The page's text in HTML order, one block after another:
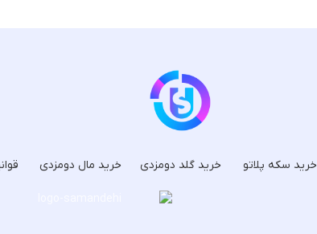
خرید سکه پلاتو خرید گلد دومزدی خرید مال دومزدی